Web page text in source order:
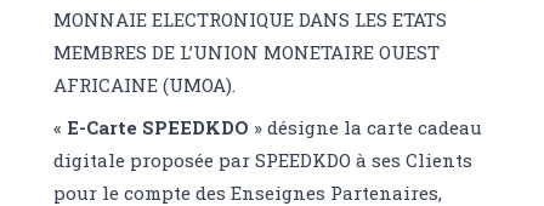
MONNAIE ELECTRONIQUE DANS LES ETATS
MEMBRES DE L’UNION MONETAIRE OUEST
AFRICAINE (UMOA).
« E-Carte SPEEDKDO » désigne la carte cadeau
digitale proposée par SPEEDKDO à ses Clients
pour le compte des Enseignes Partenaires,